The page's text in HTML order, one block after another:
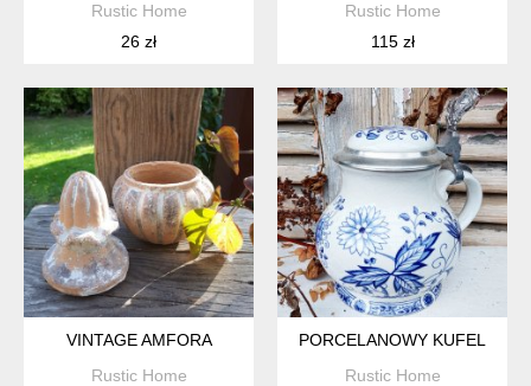
Rustic Home
26 zł
Rustic Home
115 zł
VINTAGE AMFORA
Rustic Home
PORCELANOWY KUFEL
Rustic Home